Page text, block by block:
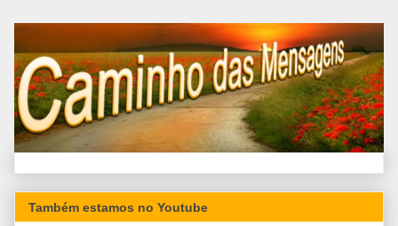
Também estamos no Youtube